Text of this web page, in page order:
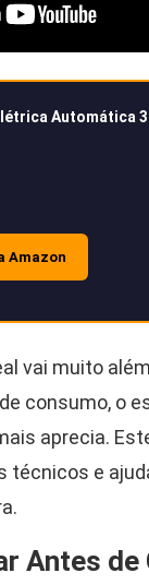
Automática
Amazon
vai muito
consumo, o
aprecia.
e
Antes